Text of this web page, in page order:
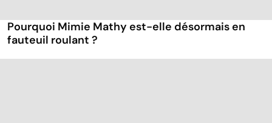
Pourquoi Mimie Mathy est-elle désormais en
fauteuil roulant ?